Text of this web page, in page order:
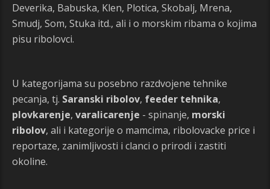
Deverika, Babuska, Klen, Plotica, Skobalj, Mrena,
Smudj, Som, Stuka itd., ali i o morskim ribama o kojima
pisu ribolovci.
U kategorijama su posebno razdvojene tehnike
pecanja, tj. Saranski ribolov, feeder tehnika,
plovkarenje, varalicarenje - spinanje, morski
ribolov, ali i kategorije o mamcima, ribolovacke price i
reportaze, zanimljivosti i clanci o prirodi i zastiti
okoline.